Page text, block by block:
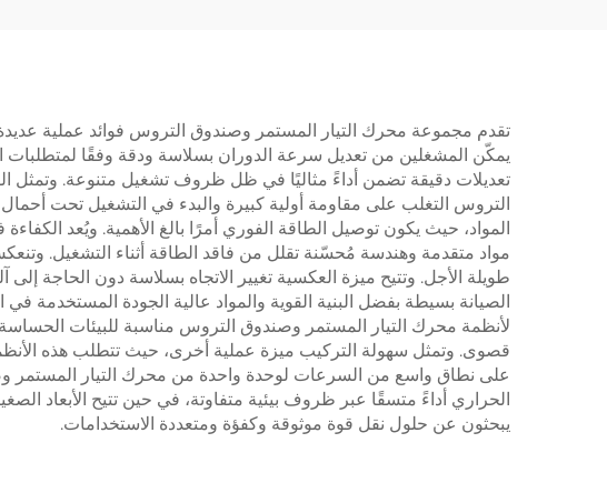
تقدم مجموعة محرك التيار المستمر وصندوق التروس فوائد عملية عديدة
يمكّن المشغلين من تعديل سرعة الدوران بسلاسة ودقة وفقًا لمتطلبات
تعديلات دقيقة تضمن أداءً مثاليًا في ظل ظروف تشغيل متنوعة. وتمثل
التروس التغلب على مقاومة أولية كبيرة والبدء في التشغيل تحت
المواد، حيث يكون توصيل الطاقة الفوري أمرًا بالغ الأهمية. ويُعد
مواد متقدمة وهندسة مُحسّنة تقلل من فاقد الطاقة أثناء التشغيل.
طويلة الأجل. وتتيح ميزة العكسية تغيير الاتجاه بسلاسة دون الحاجة
الصيانة بسيطة بفضل البنية القوية والمواد عالية الجودة
لأنظمة محرك التيار المستمر وصندوق التروس مناسبة للبيئات
قصوى. وتمثل سهولة التركيب ميزة عملية أخرى، حيث تتطلب هذه
على نطاق واسع من السرعات لوحدة واحدة من محرك التيار المستمر
الحراري أداءً متسقًا عبر ظروف بيئية متفاوتة، في حين تتيح الأبعاد
يبحثون عن حلول نقل قوة موثوقة وكفؤة ومتعددة الاستخدامات.